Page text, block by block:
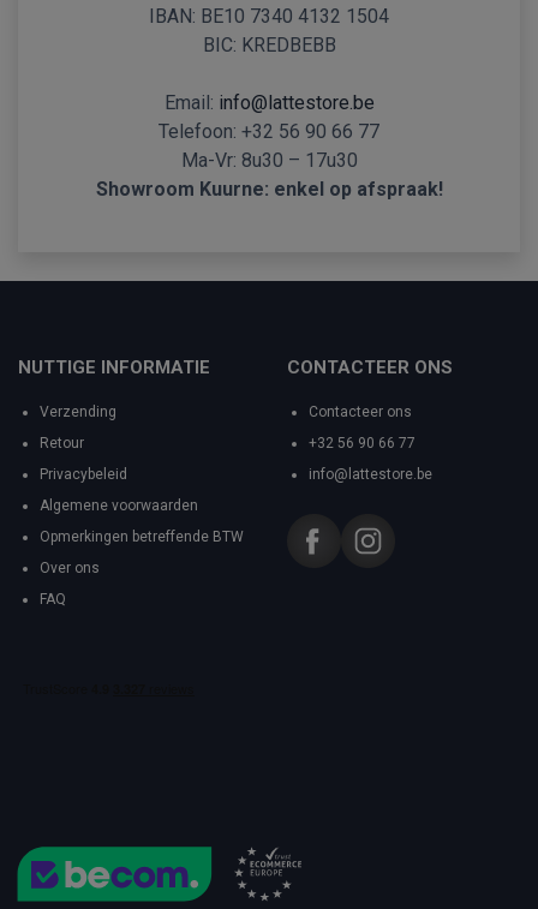
IBAN: BE10 7340 4132 1504
BIC: KREDBEBB
Email: info@lattestore.be
Telefoon: +32 56 90 66 77
Ma-Vr: 8u30 – 17u30
Showroom Kuurne: enkel op afspraak!
NUTTIGE INFORMATIE
Verzending
Retour
Privacybeleid
Algemene voorwaarden
Opmerkingen betreffende BTW
Over ons
FAQ
CONTACTEER ONS
Contacteer ons
+32 56 90 66 77
info@lattestore.be